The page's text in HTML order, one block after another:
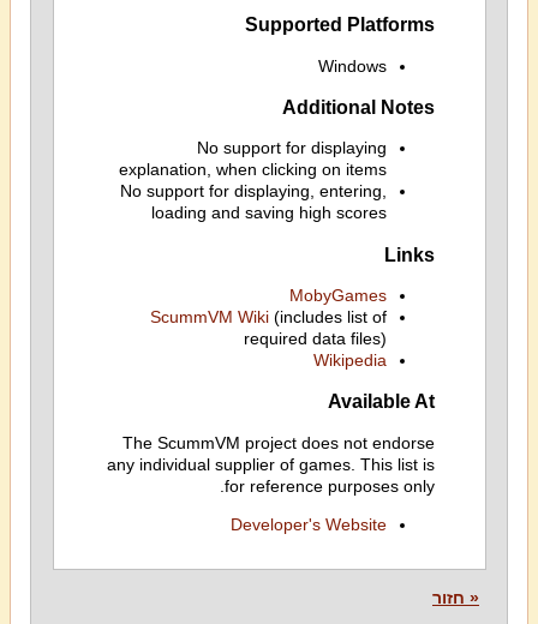
Supported Platforms
Windows
Additional Notes
No support for displaying
explanation, when clicking on items
No support for displaying, entering,
loading and saving high scores
Links
MobyGames
ScummVM Wiki(includes list of
required data files)
Wikipedia
Available At
The ScummVM project does not endorse
any individual supplier of games. This list is
for reference purposes only.
Developer's Website
« חזור